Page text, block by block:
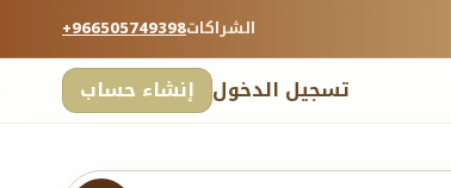
+966505749398الشراكات
تسجيل الدخول إنشاء حساب